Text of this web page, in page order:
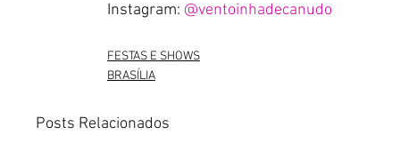
Instagram: @ventoinhadecanudo
FESTAS E SHOWS
BRASÍLIA
Posts Relacionados